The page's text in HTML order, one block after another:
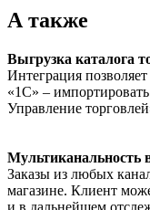
А также
Выгрузка каталога
Интеграция позволяет
«1С» – импортировать
Управление
Мультиканальность
Заказы из любых
магазине. Клиент
и в дальнейшем